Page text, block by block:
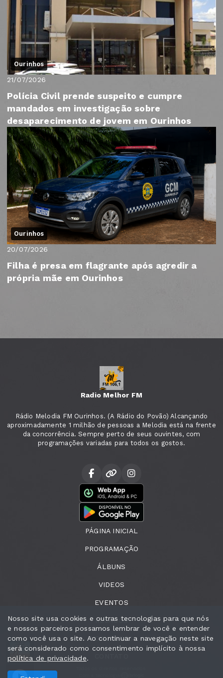
Tempo de Colheita com Fatima Santana
Ourinhos
21/07/2026
Polícia Civil prende suspeito e cumpre
mandados em investigação sobre
desaparecimento de jovem em Ourinhos
Ourinhos
20/07/2026
Filha é presa em flagrante após agredir a
própria mãe em Ourinhos
Radio Melhor FM
Rádio Melodia FM Ourinhos. (A Rádio do Povão) Alcançando
aproximadamente 1 milhão de pessoas a Melodia está na frente
da concorrência. Sempre perto de seus ouvintes, com
programações variadas para todos os gostos.
PÁGINA INICIAL
PROGRAMAÇÃO
ÁLBUNS
VIDEOS
EVENTOS
RECADOS
LOCUTORES
Nosso site usa cookies e outras tecnologias para que nós
e nossos parceiros possamos lembrar de você e entender
como você usa o site. Ao continuar a navegação neste site
será considerado como consentimento implícito à nossa
política de privacidade.